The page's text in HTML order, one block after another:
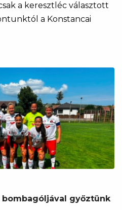
a keresztléc választott
a Konstancai
bombagóljával győztünk